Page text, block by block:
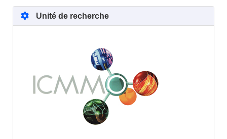
Unité de recherche